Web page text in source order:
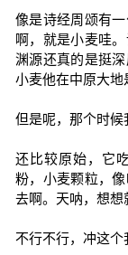
像是诗经周颂有
啊，就是小麦哇
渊源还真的是挺
小麦他在中原大地
但是呢，那个时候
还比较原始，它
粉，小麦颗粒，
去啊。天呐，想想
不行不行，冲这个